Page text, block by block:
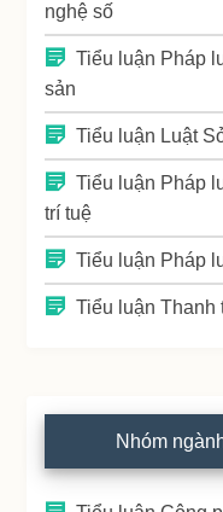
nghệ số
Tiểu luận Pháp
sản
Tiểu luận Luật
Tiểu luận Pháp
trí tuệ
Tiểu luận Pháp
Tiểu luận Thanh
Nhóm